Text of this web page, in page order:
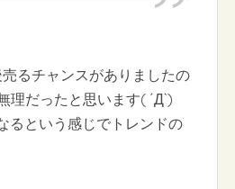
るチャンスがありましたの
理だったと思います( ´Д`)
るという感じでトレンドの